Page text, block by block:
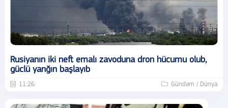
Rusiyanın iki neft emalı zavoduna dron hücumu olub,
güclü yanğın başlayıb
11:26 Gündəm / Dünya